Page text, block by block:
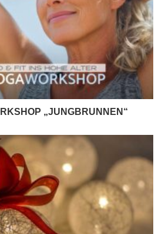
„JUNGBRUNNEN“